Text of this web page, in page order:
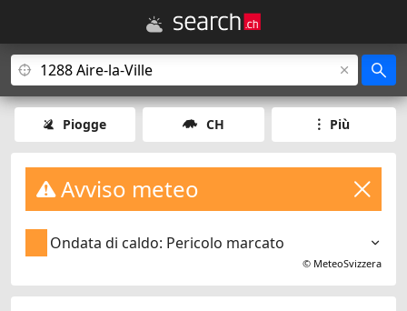
Piogge CH Più
Avviso meteo
Ondata di caldo: Pericolo marcato
© MeteoSvizzera